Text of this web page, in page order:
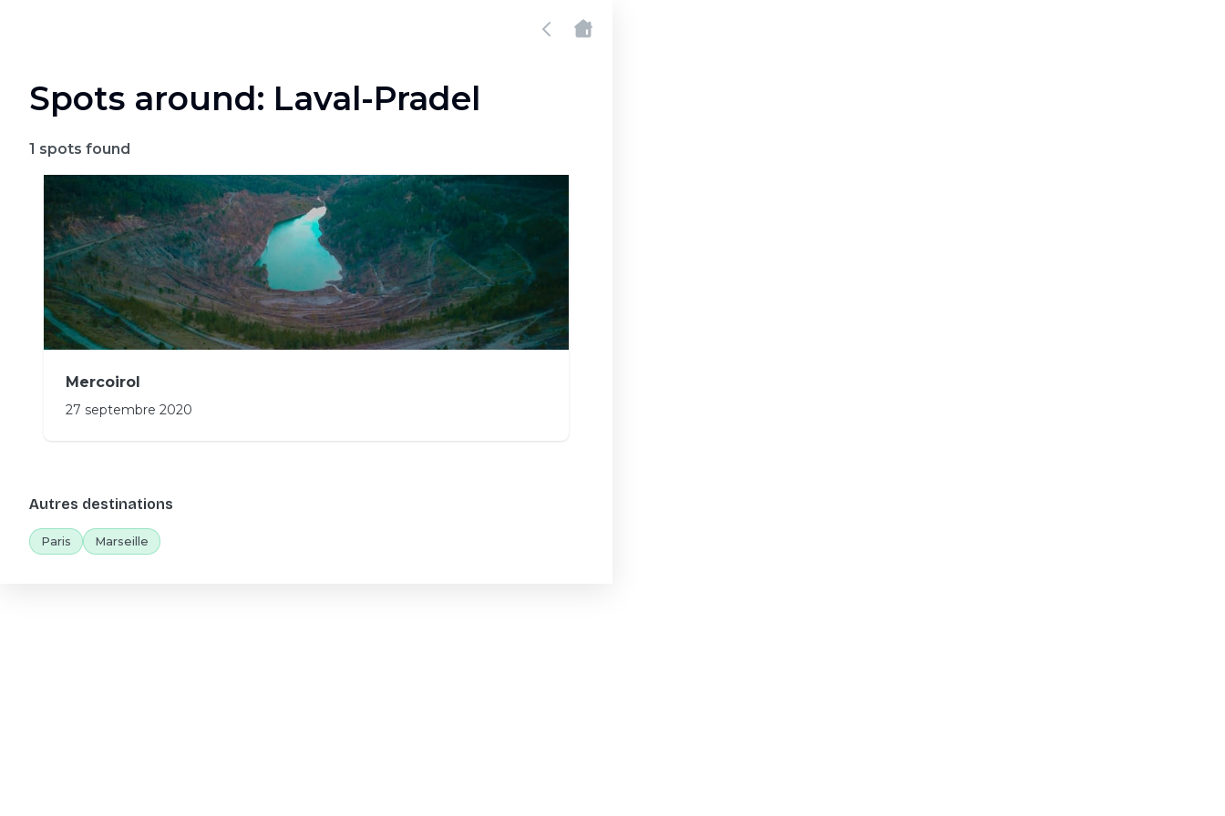
Spots around: Laval-Pradel
1 spots found
Mercoirol
27 septembre 2020
Autres destinations
Paris Marseille